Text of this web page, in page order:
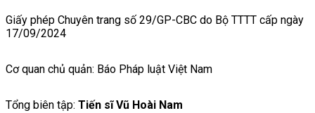
Giấy phép Chuyên trang số 29/GP-CBC do Bộ TTTT cấp ngày
17/09/2024
Cơ quan chủ quản: Báo Pháp luật Việt Nam
Tổng biên tập: Tiến sĩ Vũ Hoài Nam